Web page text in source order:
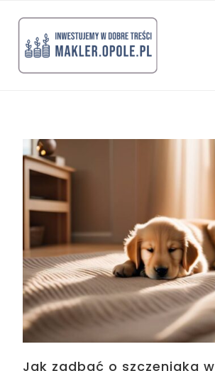
Jak zadbać o szczeniaka w